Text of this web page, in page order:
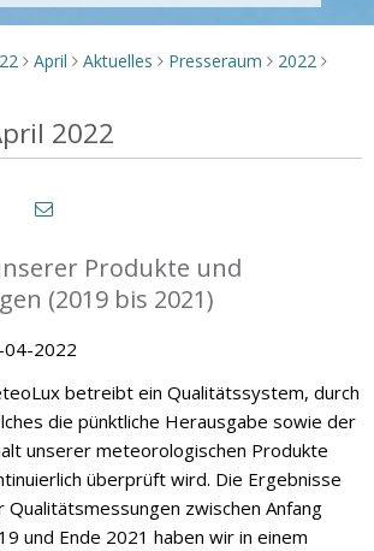
> April > Aktuelles > Presseraum > 2022 >
2022
Produkte und
(2019 bis 2021)
04-2022
betreibt ein Qualitätssystem, durch
die pünktliche Herausgabe sowie der
unserer meteorologischen Produkte
überprüft wird. Die Ergebnisse
Qualitätsmessungen zwischen Anfang
und Ende 2021 haben wir in einem